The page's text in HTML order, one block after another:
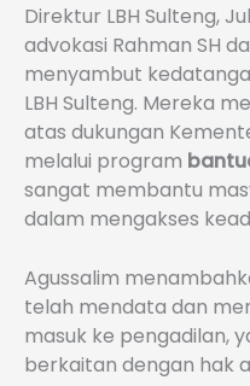
Direktur LBH Sulteng,
advokasi Rahman SH
menyambut
LBH Sulteng. Mereka
atas dukungan
melalui program
sangat membantu
dalam mengakses
Agussalim
telah mendata dan
masuk ke pengadilan,
berkaitan dengan hak